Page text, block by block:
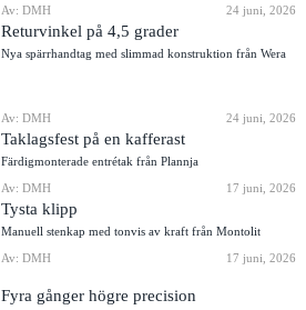
Av: DMH 24 juni, 2026
Returvinkel på 4,5 grader
Nya spärrhandtag med slimmad konstruktion från Wera
Av: DMH 24 juni, 2026
Taklagsfest på en kafferast
Färdigmonterade entrétak från Plannja
Av: DMH
17 juni, 2026
Tysta klipp
Manuell stenkap med tonvis av kraft från Montolit
Av: DMH
17 juni, 2026
Fyra gånger högre precision